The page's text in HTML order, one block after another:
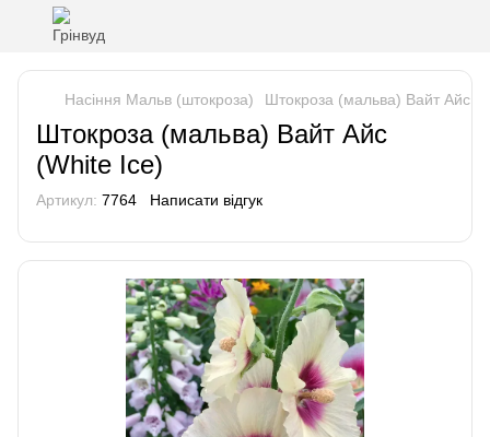
Насіння Мальв (штокроза) Штокроза (мальва) Вайт Айс
Штокроза (мальва) Вайт Айс
(White Ice)
Артикул: 7764 Написати відгук